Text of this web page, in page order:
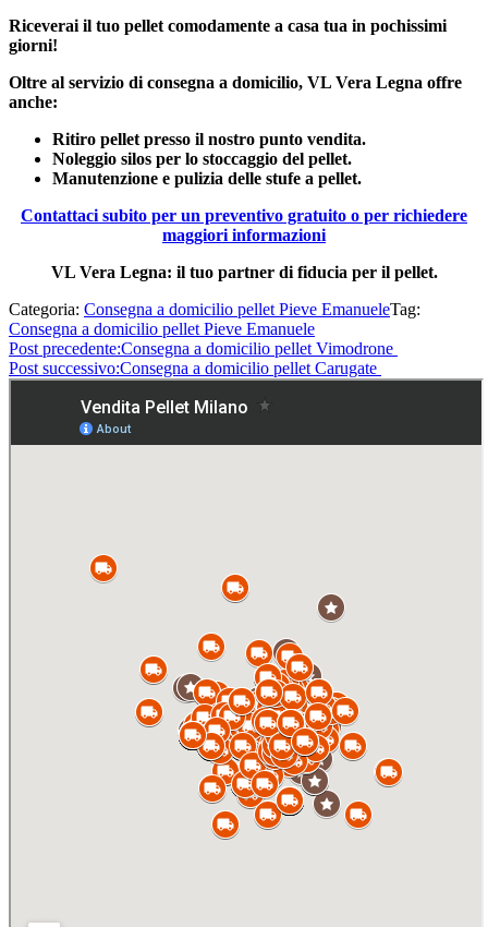
Riceverai il tuo pellet comodamente a casa tua in pochissimi
giorni!
Oltre al servizio di consegna a domicilio, VL Vera Legna offre
anche:
Ritiro pellet presso il nostro punto vendita.
Noleggio silos per lo stoccaggio del pellet.
Manutenzione e pulizia delle stufe a pellet.
Contattaci subito per un preventivo gratuito o per richiedere
maggiori informazioni
VL Vera Legna: il tuo partner di fiducia per il pellet.
Categoria: Consegna a domicilio pellet Pieve EmanueleTag:
Consegna a domicilio pellet Pieve Emanuele
Post precedente:Consegna a domicilio pellet Vimodrone
Post successivo:Consegna a domicilio pellet Carugate